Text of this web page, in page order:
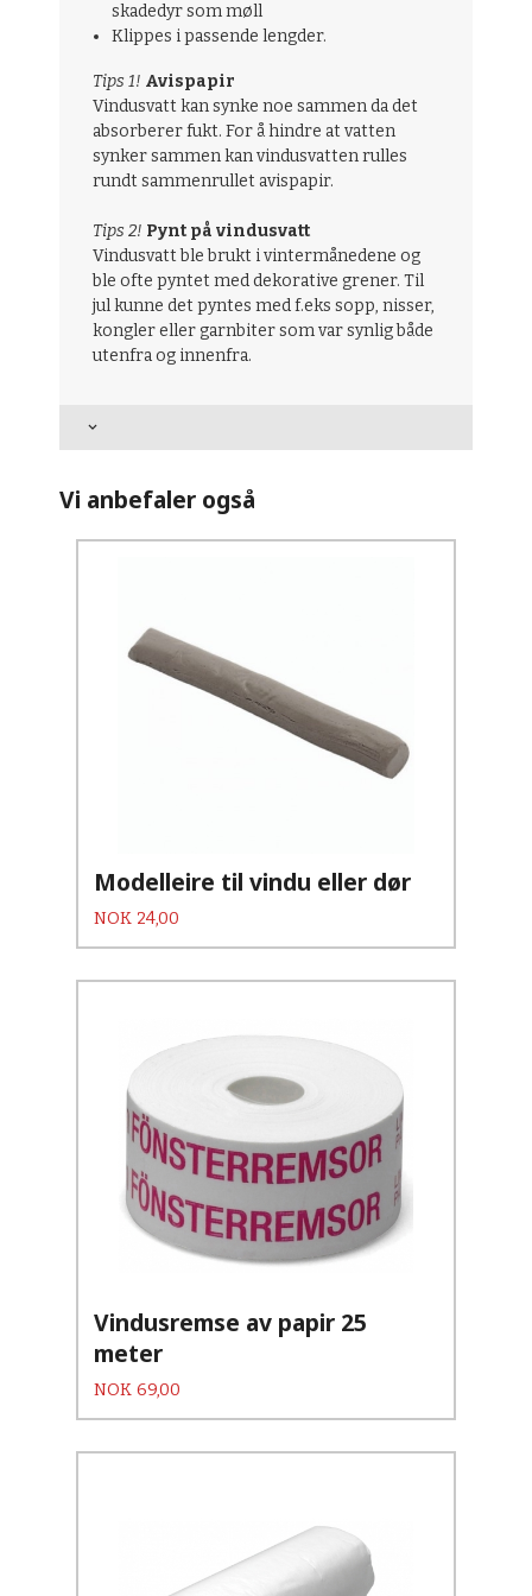
skadedyr som møll
Klippes i passende lengder.
Tips 1! Avispapir
Vindusvatt kan synke noe sammen da det
absorberer fukt. For å hindre at vatten
synker sammen kan vindusvatten rulles
rundt sammenrullet avispapir.
Tips 2! Pynt på vindusvatt
Vindusvatt ble brukt i vintermånedene og
ble ofte pyntet med dekorative grener. Til
jul kunne det pyntes med f.eks sopp, nisser,
kongler eller garnbiter som var synlig både
utenfra og innenfra.
Vi anbefaler også
Modelleire til vindu eller dør
Pris
NOK 24,00
Vindusremse av papir 25
meter
Pris
NOK 69,00